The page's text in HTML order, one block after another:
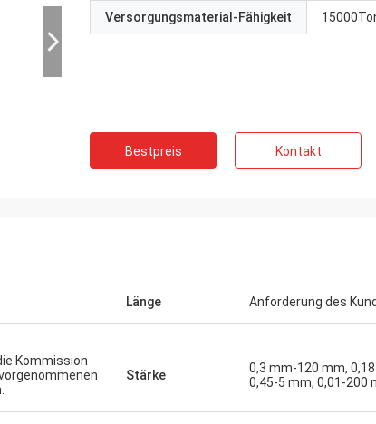
Versorgungsmaterial-Fähigkeit
Bestpreis Kontakt
Länge Anforderung des
Kommission
Stärke
0,3 mm-120 mm,
0,45-5 mm, 0,01-200